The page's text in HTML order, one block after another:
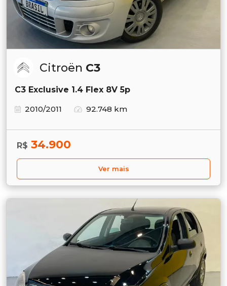
Citroën C3
C3 Exclusive 1.4 Flex 8V 5p
2010/2011
92.748 km
R$ 34.900
Ver mais